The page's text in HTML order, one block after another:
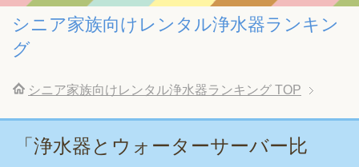
シニア家族向けレンタル浄水器ランキン
グ
シニア家族向けレンタル浄水器ランキング TOP
「浄水器とウォーターサーバー比